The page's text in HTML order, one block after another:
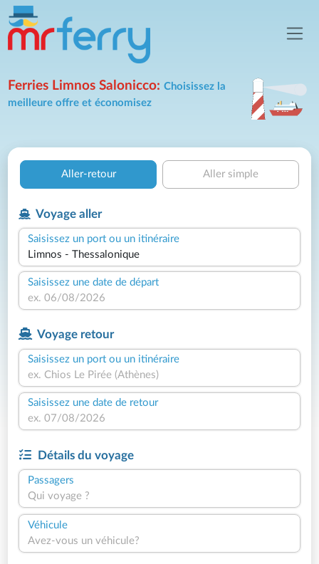
Ferries Limnos Salonicco:Choisissez la
meilleure offre et économisez
Aller-retour Aller simple
Voyage aller
Saisissez un port ou un itinéraire
Saisissez une date de départ
Voyage retour
Saisissez un port ou un itinéraire
Saisissez une date de retour
Détails du voyage
Passagers
Qui voyage ?
Véhicule
Avez-vous un véhicule?